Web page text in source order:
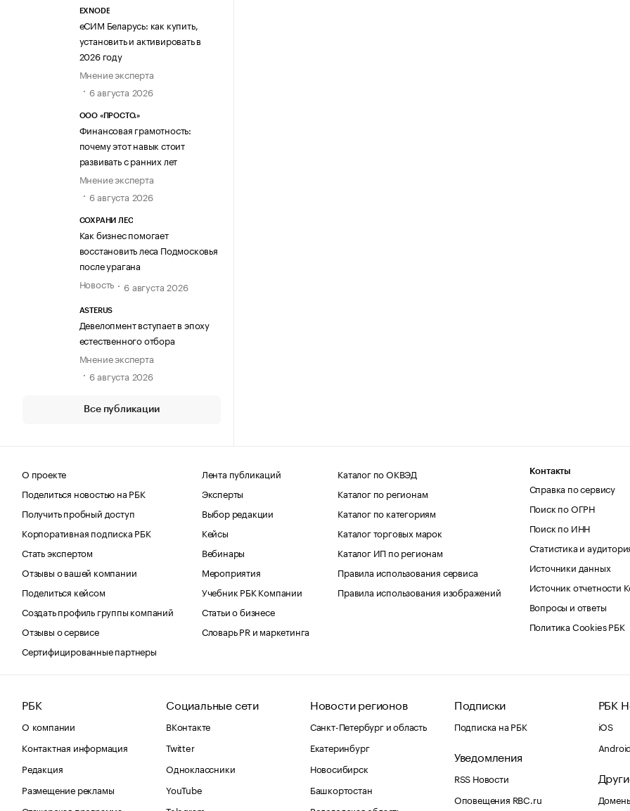
EXNODE
еСИМ Беларусь: как купить,
установить и активировать в
2026 году
Мнение эксперта
6 августа 2026
ООО «ПРОСТО.»
Финансовая грамотность:
почему этот навык стоит
развивать с ранних лет
Мнение эксперта
6 августа 2026
СОХРАНИ ЛЕС
Как бизнес помогает
восстановить леса Подмосковья
после урагана
Новость
6 августа 2026
ASTERUS
Девелопмент вступает в эпоху
естественного отбора
Мнение эксперта
6 августа 2026
Все публикации
О проекте
Поделиться новостью на РБК
Получить пробный доступ
Корпоративная подписка РБК
Стать экспертом
Отзывы о вашей компании
Поделиться кейсом
Создать профиль группы компаний
Отзывы о сервисе
Сертифицированные партнеры
Лента публикаций
Эксперты
Выбор редакции
Кейсы
Вебинары
Мероприятия
Учебник РБК Компании
Статьи о бизнесе
Словарь PR и маркетинга
Каталог по ОКВЭД
Каталог по регионам
Каталог по категориям
Каталог торговых марок
Каталог ИП по регионам
Правила использования сервиса
Правила использования изображений
Контакты
Справка по сервису
Поиск по ОГРН
Поиск по ИНН
Статистика и
Источники данных
Источник отчетности
Вопросы и ответы
Политика Cookies РБК
РБК
О компании
Контактная информация
Редакция
Размещение рекламы
Социальные сети
ВКонтакте
Twitter
Одноклассники
YouTube
Новости регионов
Санкт-Петербург и область
Екатеринбург
Новосибирск
Башкортостан
Подписки
Подписка на РБК
Уведомления
RSS Новости
Оповещения RBC.ru
РБК
iOS